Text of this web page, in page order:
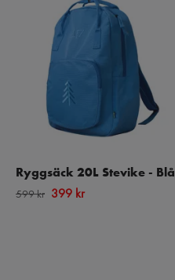
Ryggsäck 20L Stevike - Blå
599 kr 399 kr